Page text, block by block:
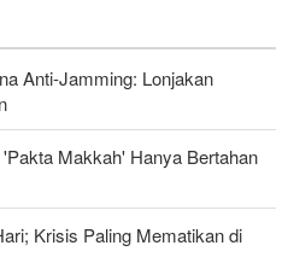
Anti-Jamming: Lonjakan
Makkah' Hanya Bertahan
Krisis Paling Mematikan di